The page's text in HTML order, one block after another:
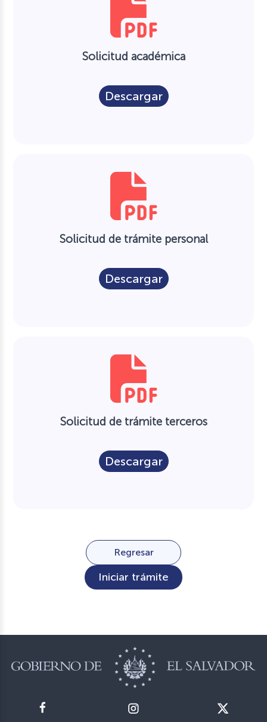
Solicitud académica
Descargar
Solicitud de trámite personal
Descargar
Solicitud de trámite terceros
Descargar
Regresar
Iniciar trámite